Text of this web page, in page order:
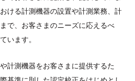
ける計測機器の設置や計測業務、計
で、お客さまのニーズに応えるべ
います。
計測機器をお客さまに提供するた